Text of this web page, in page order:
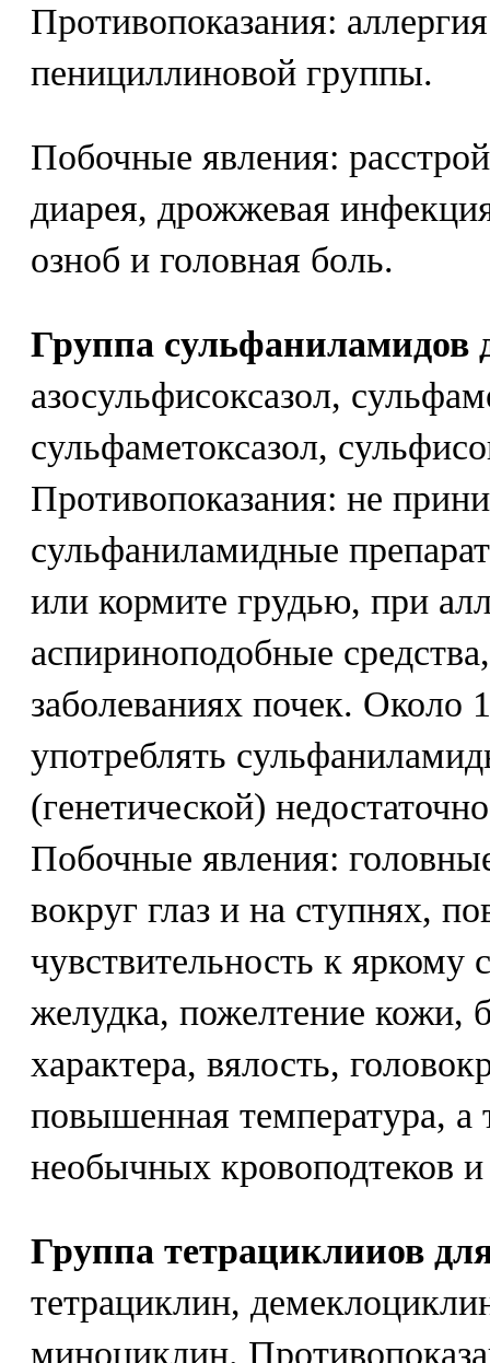
Противопоказания:
пенициллиновой группы.
Побочные явления:
диарея, дрожжевая
озноб и головная боль.
Группа сульфаниламидов
азосульфисоксазол,
сульфаметоксазол,
Противопоказания: не
сульфаниламидные
или кормите грудью, при
аспириноподобные
заболеваниях почек. Около
употреблять
(генетической)
Побочные явления:
вокруг глаз и на ступнях,
чувствительность к яркому
желудка, пожелтение кожи,
характера, вялость,
повышенная температура, а
необычных кровоподтеков
Группа тетрациклииов
тетрациклин,
миноциклин.